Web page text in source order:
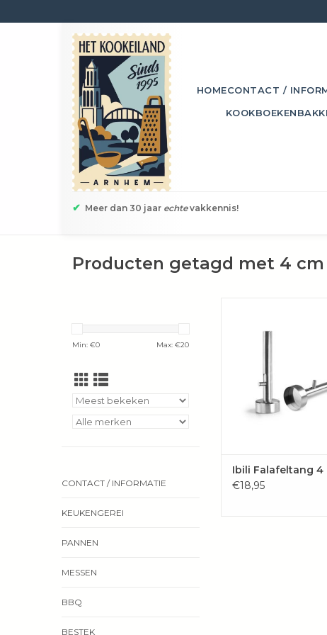
HOMECONTACT /
KOOKBOEKEN
✔ Meer dan 30 jaar echtevakkennis!
Producten getagd met 4 cm
Min: €0 Max: €20
CONTACT / INFORMATIE
KEUKENGEREI
PANNEN
MESSEN
BBQ
BESTEK
Ibili Falafeltang 4
€18,95